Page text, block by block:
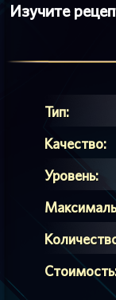
Изучите
Тип:
Качество:
Уровень: